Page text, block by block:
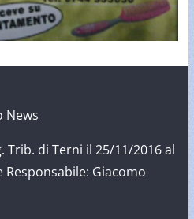
News
Trib. di Terni il 25/11/2016 al
Giacomo